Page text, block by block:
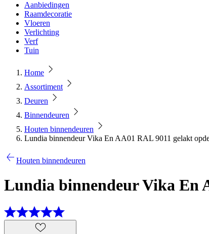
Aanbiedingen
Raamdecoratie
Vloeren
Verlichting
Verf
Tuin
Home
Assortiment
Deuren
Binnendeuren
Houten binnendeuren
Lundia binnendeur Vika En AA01 RAL 9011 gelakt
Houten binnendeuren
Lundia binnendeur Vika En